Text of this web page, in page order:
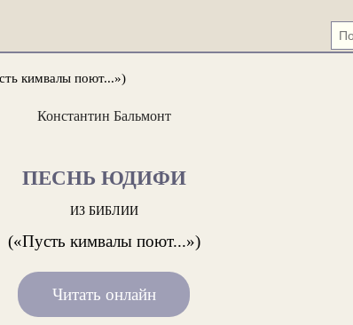
кимвалы поют...»)
Константин Бальмонт
ПЕСНЬ ЮДИФИ
ИЗ БИБЛИИ
(«Пусть кимвалы поют...»)
Читать онлайн